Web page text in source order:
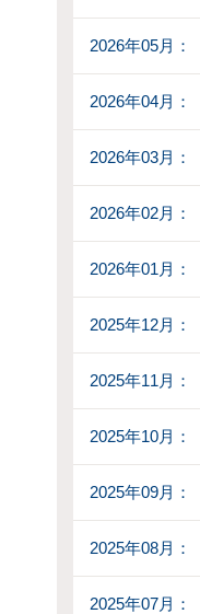
2026年05月：
2026年04月：
2026年03月：
2026年02月：
2026年01月：
2025年12月：
2025年11月：
2025年10月：
2025年09月：
2025年08月：
2025年07月：